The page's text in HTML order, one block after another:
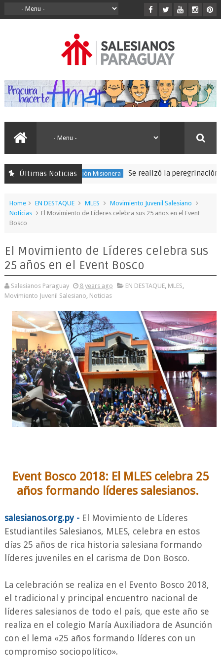
Últimas Noticias
150 Expedición Misionera Se realizó la peregrinación para
Home EN DESTAQUE MLES
Movimiento Juvenil Salesiano
Noticias
El Movimiento de Líderes celebra sus 25 años en el Event
Bosco
El Movimiento de Líderes celebra sus
25 años en el Event Bosco
Salesianos Paraguay 8 years ago EN DESTAQUE, MLES
Movimiento Juvenil Salesiano Noticias
Event Bosco 2018: El MLES celebra 25
años formando líderes salesianos.
salesianos.org.py -El Movimiento de Líderes
Estudiantiles Salesianos, MLES, celebra en estos
días 25 años de rica historia salesiana formando
líderes juveniles en el carisma de Don Bosco.
La celebración se realiza en el Evento Bosco 2018,
el tradicional y principal encuentro nacional de
líderes salesianos de todo el país, que este año se
realiza en el colegio María Auxiliadora de Asunción
con el lema «25 años formando líderes con un
compromiso sociopolítico».